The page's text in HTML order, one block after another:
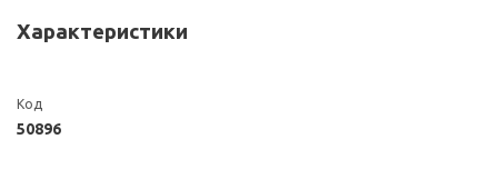
Характеристики
Код
50896